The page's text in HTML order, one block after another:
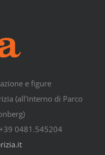
e figure
(all'interno di Parco
0481.545204